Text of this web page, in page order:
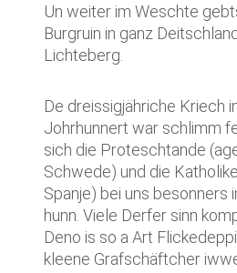
Un weiter im Weschte
Burgruin in ganz
Lichteberg.
De dreissigjähriche Kriech
Johrhunnert war schlimm
sich die Proteschtande
Schwede) und die
Spanje) bei uns besonners
hunn. Viele Derfer sinn
Deno is so a Art
kleene Grafschäftcher